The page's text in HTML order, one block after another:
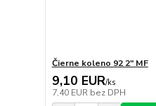
Čierne koleno 92 2" MF
9,10 EUR/ks
7,40 EUR bez DPH